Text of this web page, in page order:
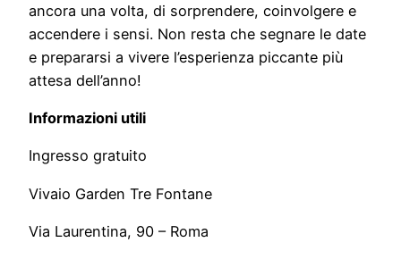
ancora una volta, di sorprendere, coinvolgere e
accendere i sensi. Non resta che segnare le date
e prepararsi a vivere l’esperienza piccante più
attesa dell’anno!
Informazioni utili
Ingresso gratuito
Vivaio Garden Tre Fontane
Via Laurentina, 90 – Roma